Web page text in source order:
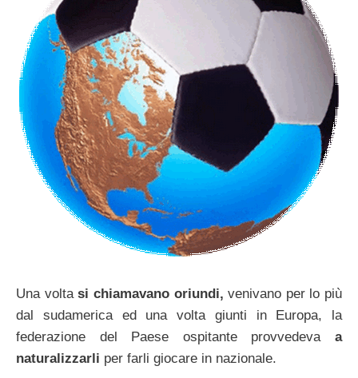
Una voltasi chiamavano oriundi,venivano per lo più
dal sudamerica ed una volta giunti in Europa, la
federazione del Paese ospitante provvedeva a
naturalizzarli per farli giocare in nazionale.